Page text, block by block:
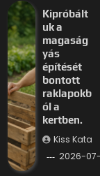
Kipróbált
uk a
magaság
yás
építését
bontott
raklapokb
ól a
kertben.
Kiss Kata
2026-